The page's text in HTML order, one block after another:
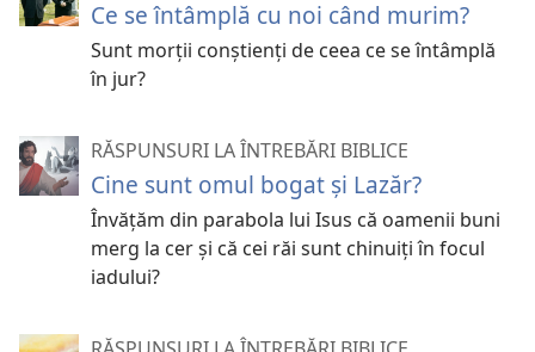
Ce se întâmplă cu noi când murim?
Sunt morții conștienți de ceea ce se întâmplă
în jur?
RĂSPUNSURI LA ÎNTREBĂRI BIBLICE
Cine sunt omul bogat și Lazăr?
Învățăm din parabola lui Isus că oamenii buni
merg la cer și că cei răi sunt chinuiți în focul
iadului?